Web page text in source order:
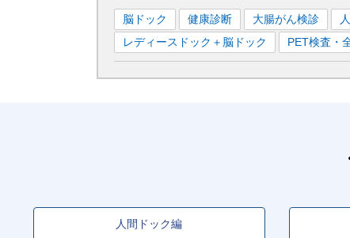
脳ドック 健康診断 大腸がん検診
レディースドック＋脳ドック
PET検査・
人間ドック編